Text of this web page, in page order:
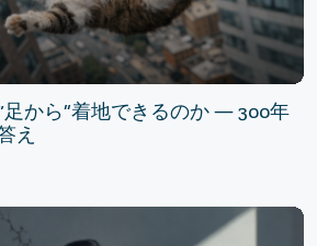
から”着地できるのか ― 300年
え